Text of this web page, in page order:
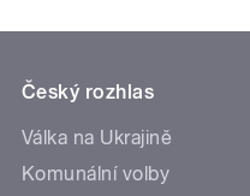
Český rozhlas
Válka na Ukrajině
Komunální volby